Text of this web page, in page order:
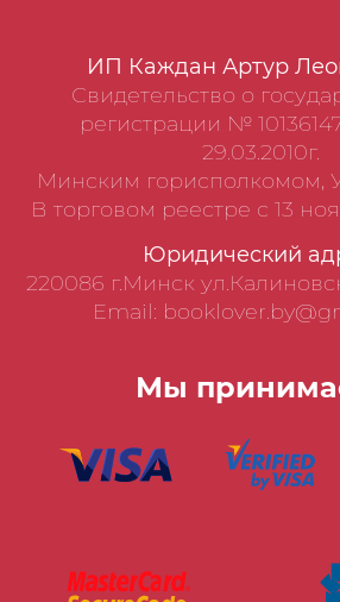
ИП Каждан Артур
Свидетельство о
регистрации №
29.03.2010г.
Минским горисполкомом,
В торговом реестре с 13
Юридический
220086 г.Минск
Email:
Мы